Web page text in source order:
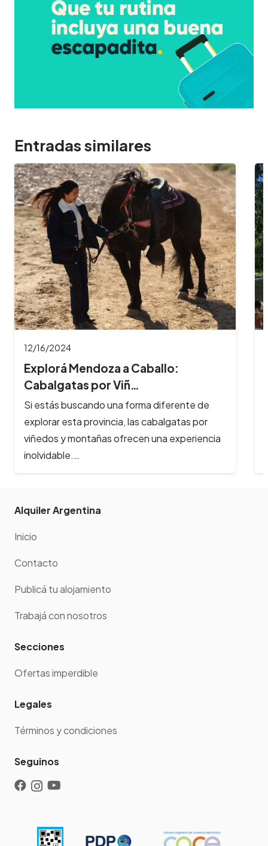
Entradas similares
12/16/2024
Explorá Mendoza a Caballo:
Cabalgatas por Viñ…
Si estás buscando una forma diferente de
explorar esta provincia, las cabalgatas por
viñedos y montañas ofrecen una experiencia
inolvidable.…
Alquiler Argentina
Inicio
Contacto
Publicá tu alojamiento
Trabajá con nosotros
Secciones
Ofertas imperdible
Legales
Términos y condiciones
Seguinos